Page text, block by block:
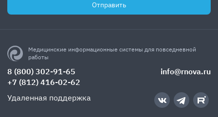
Отправить
Медицинские информационные системы для повседневной
работы
8 (800) 302-91-65
+7 (812) 416-02-62
info@rnova.ru
Удаленная поддержка